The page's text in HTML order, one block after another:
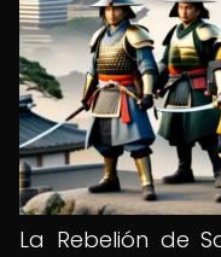
La Rebelión de